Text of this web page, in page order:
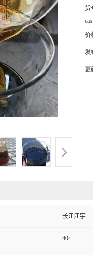
货
cas
价
发
更
长江江宇
404